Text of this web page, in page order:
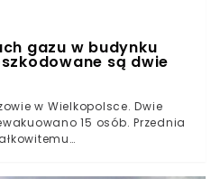
gazu w budynku
są dwie
w Wielkopolsce. Dwie
15 osób. Przednia